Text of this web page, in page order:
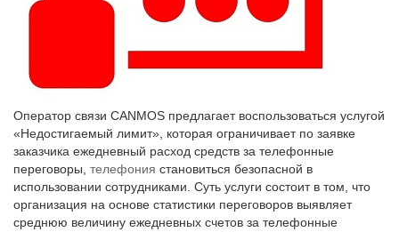
Оператор связи CANMOS предлагает воспользоваться услугой
«Недостигаемый лимит», которая ограничивает по заявке
заказчика ежедневный расход средств за телефонные
переговоры, телефония становиться безопасной в
использовании сотрудниками. Суть услуги состоит в том, что
организация на основе статистики переговоров выявляет
среднюю величину ежедневных счетов за телефонные